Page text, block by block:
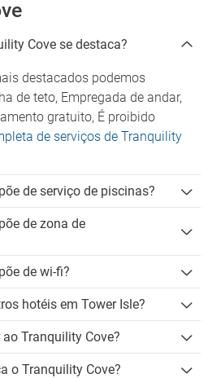
Cove se destaca?
destacados podemos
de teto, Empregada de andar,
gratuito, É proibido
de serviços de Tranquility
de serviço de piscinas?
de zona de
de wi-fi?
hotéis em Tower Isle?
Tranquility Cove?
o Tranquility Cove?